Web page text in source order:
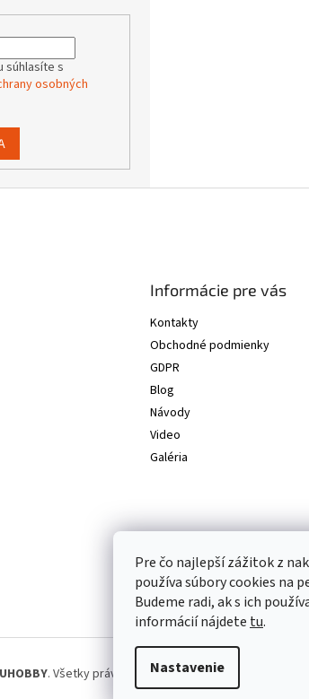
Pre čo najlepší zážitok z
používa súbory cookies na
Budeme radi, ak s ich
informácií nájdete tu.
Nastavenie
súhlasíte s
osobných
Informácie pre vás
Kontakty
Obchodné podmienky
GDPR
Blog
Návody
Video
Galéria
. Všetky práva vyhradené.Upraviť nastavenie